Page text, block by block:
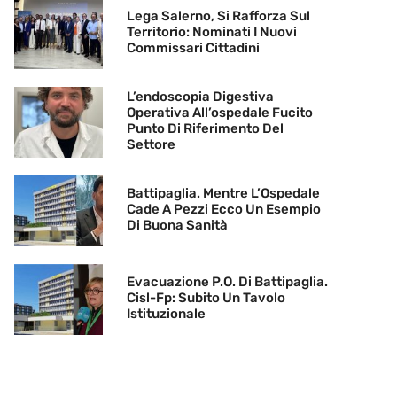
Lega Salerno, Si Rafforza Sul
Territorio: Nominati I Nuovi
Commissari Cittadini
L’endoscopia Digestiva
Operativa All’ospedale Fucito
Punto Di Riferimento Del
Settore
Battipaglia. Mentre L’Ospedale
Cade A Pezzi Ecco Un Esempio
Di Buona Sanità
Evacuazione P.O. Di Battipaglia.
Cisl-Fp: Subito Un Tavolo
Istituzionale